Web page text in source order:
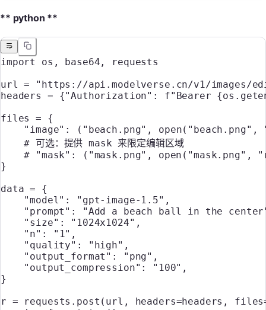
** python **
import
os, base64, requests
url = "https://api.modelverse.cn/v1/images/
headers = {"Authorization" : f"Bearer {
files = {
    "image"
: ( "beach.png" , open( "beach.png" ,
    # 可选：提供 mask 来限定编辑区域
# "mask": ("mask.png", open("mask.png",
}
data = {
    "model"
: "gpt-image-1.5" ,
    "prompt"
:
"Add a beach ball in the
    "size"
: "1024x1024" ,
    "n"
: "1" ,
    "quality"
: "high" ,
    "output_format"
: "png" ,
    "output_compression"
: "100" ,
}
r = requests.post(url, headers=headers, files